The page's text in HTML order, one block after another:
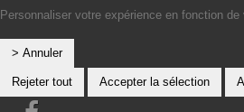
Personnaliser votre expérience en fonction de
> Annuler
Rejeter tout Accepter la sélection